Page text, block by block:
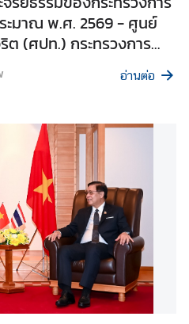
ะมาณ พ.ศ. 2569 - ศูนย์
(ศปท.) กระทรวงการ
อ่านต่อ